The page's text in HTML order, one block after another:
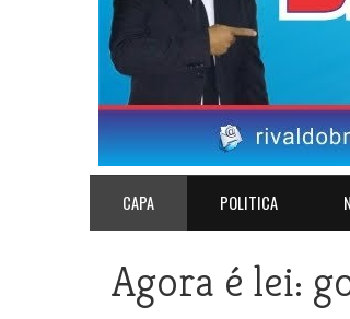
CAPA POLITICA
Agora é lei: